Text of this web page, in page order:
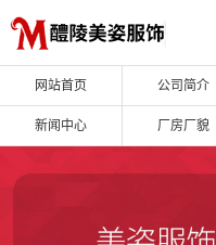
网站首页 公司简介
新闻中心 厂房厂貌